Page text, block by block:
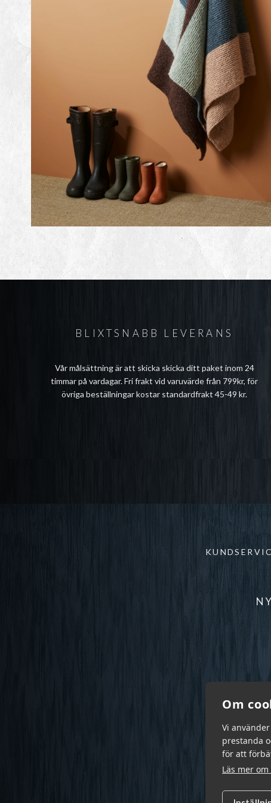
Om
Vi
prestanda
för att
Läs mer om
BLIXTSNABB LEVERANS
Vår målsättning är att skicka skicka ditt paket inom 24
timmar på vardagar. Fri frakt vid varuvärde från 799kr, för
övriga beställningar kostar standardfrakt 45-49 kr.